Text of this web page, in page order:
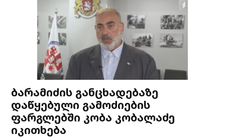
ბარამიძის განცხადებაზე
დაწყებული გამოძიების
ფარგლებში კობა კობალაძე
იკითხება